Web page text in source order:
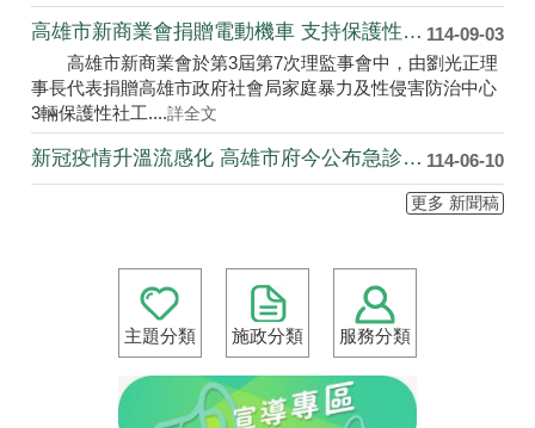
114-09-03
高雄市新商業會捐贈電動機車 支持保護性社工奔走前....
高雄市新商業會於第3屆第7次理監事會中，由劉光正理
事長代表捐贈高雄市政府社會局家庭暴力及性侵害防治中心
3輛保護性社工....詳全文
114-06-10
新冠疫情升溫流感化 高雄市府今公布急診分流等三大防....
更多 新聞稿
主題分類 施政分類 服務分類